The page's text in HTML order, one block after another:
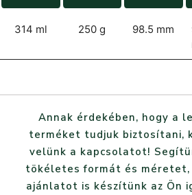
314 ml 250 g 98.5 mm
Annak érdekében, hogy a
terméket tudjuk biztosítani,
velünk a kapcsolatot!
tökéletes formát és méretet,
ajánlatot is készítünk az Ön